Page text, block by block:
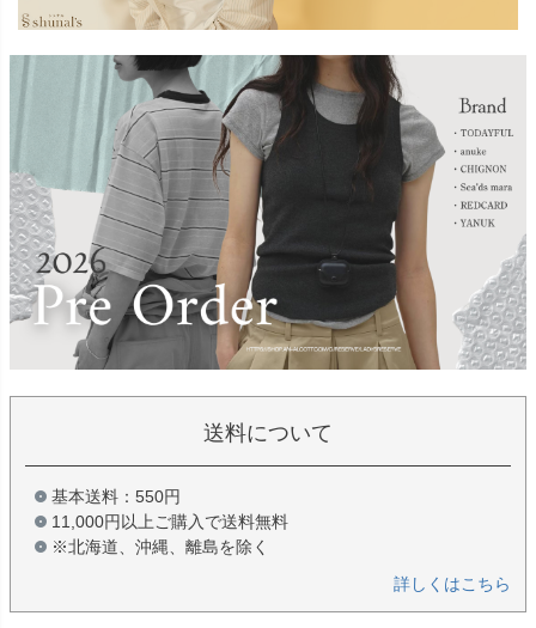
送料について
基本送料：550円
11,000円以上ご購入で送料無料
※北海道、沖縄、離島を除く
詳しくはこちら